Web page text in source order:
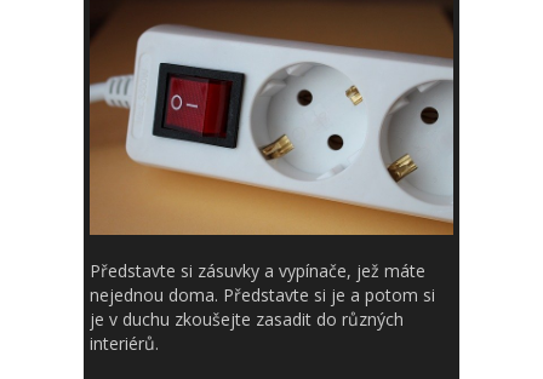
Představte si zásuvky a vypínače, jež máte
nejednou doma. Představte si je a potom si
je v duchu zkoušejte zasadit do různých
interiérů.